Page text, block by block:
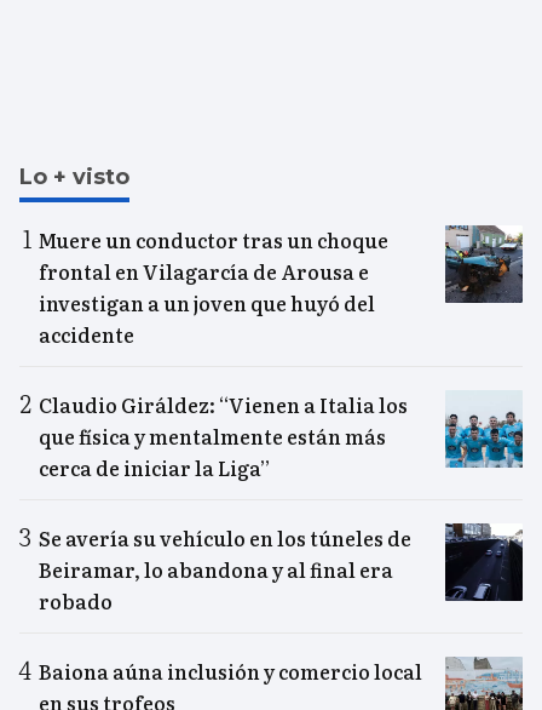
Lo + visto
Muere un conductor tras un choque
frontal en Vilagarcía de Arousa e
investigan a un joven que huyó del
accidente
Claudio Giráldez: “Vienen a Italia los
que física y mentalmente están más
cerca de iniciar la Liga”
Se avería su vehículo en los túneles de
Beiramar, lo abandona y al final era
robado
Baiona aúna inclusión y comercio local
en sus trofeos